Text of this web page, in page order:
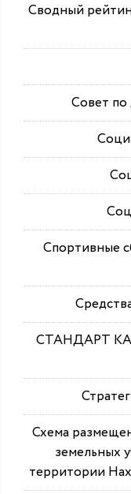
Сводный
Совет по
Спортивные
СТАНДАРТ
Схема
земельных
территории